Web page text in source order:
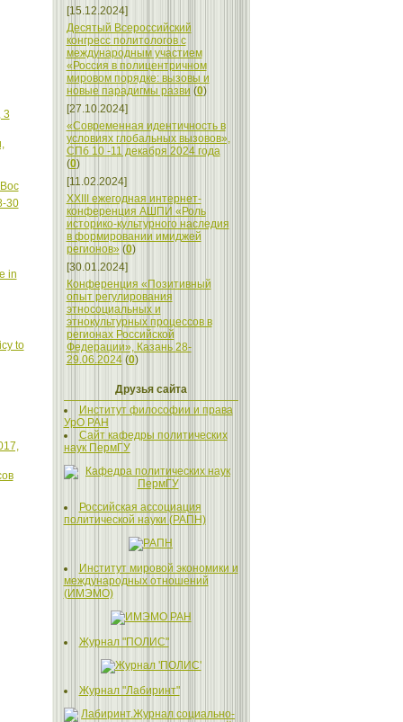
3
30
in
to
[15.12.2024]
Десятый Всероссийский
конгресс политологов с
международным участием
«Россия в полицентричном
мировом порядке: вызовы и
новые парадигмы разви (0)
[27.10.2024]
«Современная идентичность в
условиях глобальных вызовов»,
СПб 10 -11 декабря 2024 года
(0)
[11.02.2024]
XXIII ежегодная интернет-
конференция АШПИ «Роль
историко-культурного наследия
в формировании имиджей
регионов» (0)
[30.01.2024]
Конференция «Позитивный
опыт регулирования
этносоциальных и
этнокультурных процессов в
регионах Российской
Федерации», Казань 28-
29.06.2024 (0)
Друзья сайта
Институт философии и права
УрО РАН
Сайт кафедры политических
наук ПермГУ
Российская ассоциация
политической науки (РАПН)
Институт мировой экономики и
международных отношений
(ИМЭМО)
Журнал "ПОЛИС"
Журнал "Лабиринт"